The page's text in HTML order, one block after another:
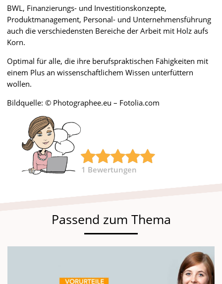
BWL, Finanzierungs- und Investitionskonzepte,
Produktmanagement, Personal- und Unternehmensführung
auch die verschiedensten Bereiche der Arbeit mit Holz aufs
Korn.
Optimal für alle, die ihre berufspraktischen Fähigkeiten mit
einem Plus an wissenschaftlichem Wissen unterfüttern
wollen.
Bildquelle: © Photographee.eu – Fotolia.com
1 Bewertungen
Passend zum Thema